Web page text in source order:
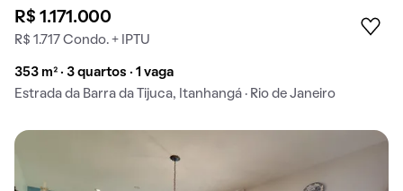
R$ 1.171.000
R$ 1.717 Condo. + IPTU
353 m² · 3 quartos · 1 vaga
Estrada da Barra da Tijuca, Itanhangá · Rio de Janeiro